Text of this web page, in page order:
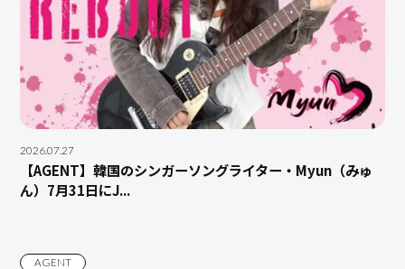
2026.07.27
【AGENT】韓国のシンガーソングライター・Myun（みゅ
ん）7月31日にJ...
AGENT